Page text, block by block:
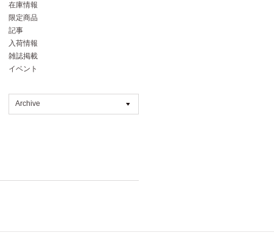
在庫情報
限定商品
記事
入荷情報
雑誌掲載
イベント
Archive